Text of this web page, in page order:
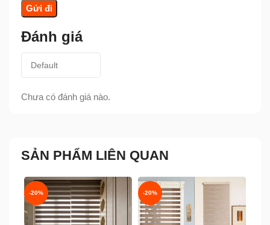
Đánh giá
Chưa có đánh giá nào.
SẢN PHẨM LIÊN QUAN
-20% -20%